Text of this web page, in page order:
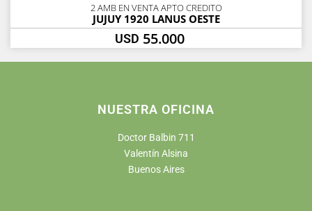
2 AMB EN VENTA APTO CREDITO
JUJUY 1920 LANUS OESTE
USD 55.000
NUESTRA OFICINA
Doctor Balbin 711
Valentín Alsina
Buenos Aires